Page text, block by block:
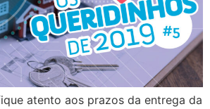
atento aos prazos da entrega da